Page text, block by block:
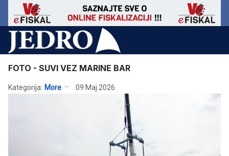
FOTO - SUVI VEZ MARINE BAR
Kategorija: More 09 Maj 2026